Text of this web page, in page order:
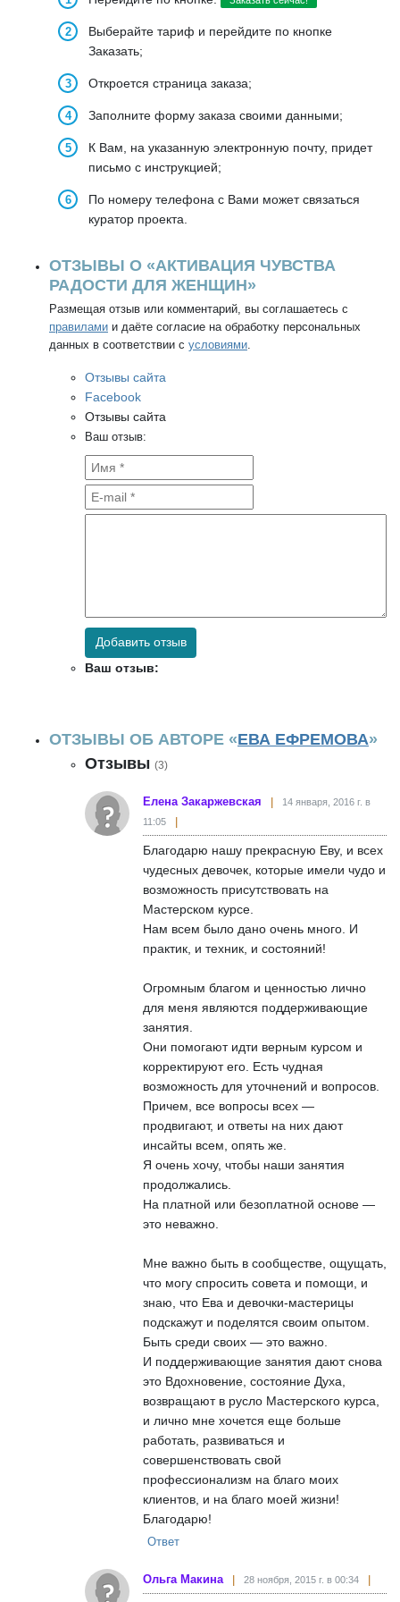
выделенного времени или особых условий.
Многие процессы в нем могут работать в
фоновом режиме — ты запускаешь процесс, и
преобразования идут автоматически.
результат неизбежно будет.
Но если все же ты решишь, что курс тебе не
подходит, в течение семи дней после покупки
ты можешь вернуть свои деньги. Просто
напиши в службу поддержки. Мы даже не
будем задавать вопросов о причине.
Поэтому ты ничем не рискуешь — либо
улучшишь свою жизнь, либо получишь свои
Выберайте тариф и перейдите по кнопке
Заказать;
Откроется страница заказа;
Заполните форму заказа своими данными;
К Вам, на указанную электронную почту, придет
письмо с инструкцией;
По номеру телефона с Вами может связаться
куратор проекта.
ОТЗЫВЫ О «АКТИВАЦИЯ ЧУВСТВА
РАДОСТИ ДЛЯ ЖЕНЩИН»
Размещая отзыв или комментарий, вы соглашаетесь с
правилами и даёте согласие на обработку персональных
данных в соответствии с условиями.
Отзывы сайта
Facebook
Отзывы сайта
Ваш отзыв:
Добавить отзыв
Ваш отзыв:
ОТЗЫВЫ ОБ АВТОРЕ «ЕВА ЕФРЕМОВА»
Отзывы (3)
Елена Закаржевская
14 января, 2016 г. в
11:05
Благодарю нашу прекрасную Еву, и всех
чудесных девочек, которые имели чудо и
возможность присутствовать на
Мастерском курсе.
Нам всем было дано очень много. И
практик, и техник, и состояний!
Огромным благом и ценностью лично
для меня являются поддерживающие
занятия.
Они помогают идти верным курсом и
корректируют его. Есть чудная
возможность для уточнений и вопросов.
Причем, все вопросы всех —
продвигают, и ответы на них дают
инсайты всем, опять же.
Я очень хочу, чтобы наши занятия
продолжались.
На платной или безоплатной основе —
это неважно.
Мне важно быть в сообществе, ощущать,
что могу спросить совета и помощи, и
знаю, что Ева и девочки-мастерицы
подскажут и поделятся своим опытом.
Быть среди своих — это важно.
И поддерживающие занятия дают снова
это Вдохновение, состояние Духа,
возвращают в русло Мастерского курса,
и лично мне хочется еще больше
работать, развиваться и
совершенствовать свой
профессионализм на благо моих
клиентов, и на благо моей жизни!
Благодарю!
Ответ
Ольга Макина 28 ноября, 2015 г. в 00:34